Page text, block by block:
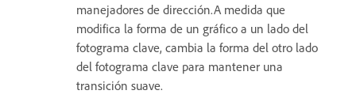
manejadores de dirección.A medida que
modifica la forma de un gráfico a un lado del
fotograma clave, cambia la forma del otro lado
del fotograma clave para mantener una
transición suave.